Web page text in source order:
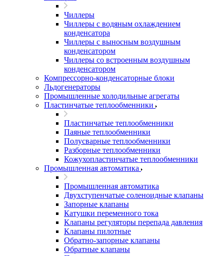
Чиллеры
Чиллеры с водяным охлаждением
конденсатора
Чиллеры с выносным воздушным
конденсатором
Чиллеры со встроенным воздушным
конденсатором
Компрессорно-конденсаторные блоки
Льдогенераторы
Промышленные холодильные агрегаты
Пластинчатые теплообменники
Пластинчатые теплообменники
Паяные теплообменники
Полусварные теплообменники
Разборные теплообменники
Кожухопластинчатые теплообменники
Промышленная автоматика
Промышленная автоматика
Двухступенчатые соленоидные клапаны
Запорные клапаны
Катушки переменного тока
Клапаны регуляторы перепада давления
Клапаны пилотные
Обратно-запорные клапаны
Обратные клапаны